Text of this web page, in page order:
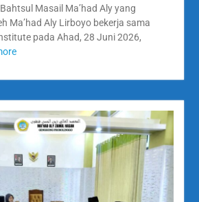
Masail Ma’had Aly yang
Ma’had Aly Lirboyo bekerja sama
pada Ahad, 28 Juni 2026,